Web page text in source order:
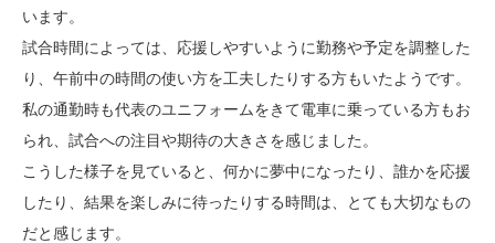
います。
試合時間によっては、応援しやすいように勤務や予定を調整した
り、午前中の時間の使い方を工夫したりする方もいたようです。
私の通勤時も代表のユニフォームをきて電車に乗っている方もお
られ、試合への注目や期待の大きさを感じました。
こうした様子を見ていると、何かに夢中になったり、誰かを応援
したり、結果を楽しみに待ったりする時間は、とても大切なもの
だと感じます。